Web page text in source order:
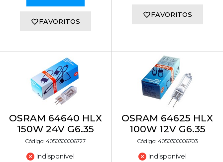
FAVORITOS
FAVORITOS
OSRAM 64640 HLX
150W 24V G6.35
Código: 4050300006727
Indisponível
OSRAM 64625 HLX
100W 12V G6.35
Código: 4050300006703
Indisponível